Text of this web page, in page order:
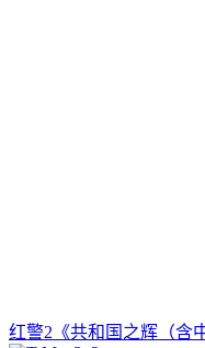
红警2《共和国之辉（含